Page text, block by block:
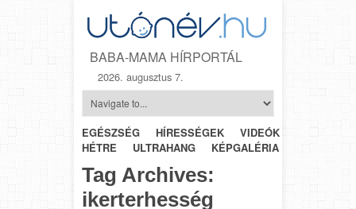
BABA-MAMA HÍRPORTÁL
2026. augusztus 7.
EGÉSZSÉG HÍRESSÉGEK VIDEÓK
HÉTRŐL-
HÉTRE
ULTRAHANG KÉPGALÉRIA
Tag Archives:
ikerterhesség